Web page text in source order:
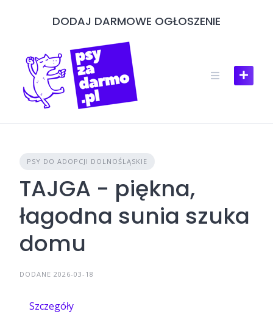
DODAJ DARMOWE OGŁOSZENIE
PSY DO ADOPCJI DOLNOŚLĄSKIE
TAJGA - piękna,
łagodna sunia szuka
domu
DODANE 2026-03-18
Szczegóły